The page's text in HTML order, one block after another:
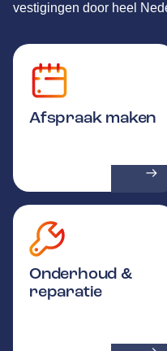
vestigingen door heel
Afspraak maken
Onderhoud &
reparatie